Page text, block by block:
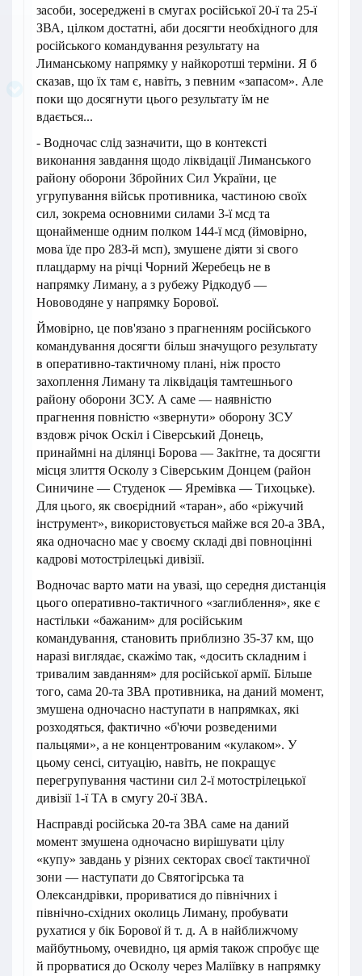
засоби, зосереджені в смугах російської 20-ї та 25-ї
ЗВА, цілком достатні, аби досягти необхідного для
російського командування результату на
Лиманському напрямку у найкоротші терміни. Я б
сказав, що їх там є, навіть, з певним «запасом». Але
поки що досягнути цього результату їм не
вдається...
- Водночас слід зазначити, що в контексті
виконання завдання щодо ліквідації Лиманського
району оборони Збройних Сил України, це
угрупування військ противника, частиною своїх
сил, зокрема основними силами 3-ї мсд та
щонайменше одним полком 144-ї мсд (ймовірно,
мова їде про 283-й мсп), змушене діяти зі свого
плацдарму на річці Чорний Жеребець не в
напрямку Лиману, а з рубежу Рідкодуб —
Нововодяне у напрямку Борової.
Ймовірно, це пов'язано з прагненням російського
командування досягти більш значущого результату
в оперативно-тактичному плані, ніж просто
захоплення Лиману та ліквідація тамтешнього
району оборони ЗСУ. А саме — наявністю
прагнення повністю «звернути» оборону ЗСУ
вздовж річок Оскіл і Сіверський Донець,
принаймні на ділянці Борова — Закітне, та досягти
місця злиття Осколу з Сіверським Донцем (район
Синичине — Студенок — Яремівка — Тихоцьке).
Для цього, як своєрідний «таран», або «ріжучий
інструмент», використовується майже вся 20-а ЗВА,
яка одночасно має у своєму складі дві повноцінні
кадрові мотострілецькі дивізії.
Водночас варто мати на увазі, що середня дистанція
цього оперативно-тактичного «заглиблення», яке є
настільки «бажаним» для російським
командування, становить приблизно 35-37 км, що
наразі виглядає, скажімо так, «досить складним і
тривалим завданням» для російської армії. Більше
того, сама 20-та ЗВА противника, на даний момент,
змушена одночасно наступати в напрямках, які
розходяться, фактично «б'ючи розведеними
пальцями», а не концентрованим «кулаком». У
цьому сенсі, ситуацію, навіть, не покращує
перегрупування частини сил 2-ї мотострілецької
дивізії 1-ї ТА в смугу 20-ї ЗВА.
Насправді російська 20-та ЗВА саме на даний
момент змушена одночасно вирішувати цілу
«купу» завдань у різних секторах своєї тактичної
зони — наступати до Святогірська та
Олександрівки, прориватися до північних і
північно-східних околиць Лиману, пробувати
рухатися у бік Борової й т. д. А в найближчому
майбутньому, очевидно, ця армія також спробує ще
й прорватися до Осколу через Маліївку в напрямку